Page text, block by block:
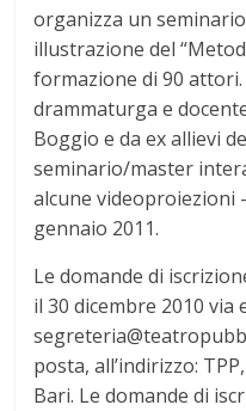
organizza un
illustrazione del
formazione di 90
drammaturga e
Boggio e da ex allievi
seminario/master
alcune videoproiezioni
gennaio 2011.
Le domande di
il 30 dicembre 2010 via
posta, all’indirizzo:
Bari. Le domande di